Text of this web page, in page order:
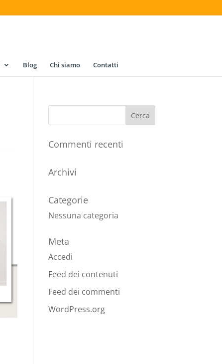
Blog Chi siamo Contatti
Commenti recenti
Archivi
Categorie
Nessuna categoria
Meta
Accedi
Feed dei contenuti
Feed dei commenti
WordPress.org